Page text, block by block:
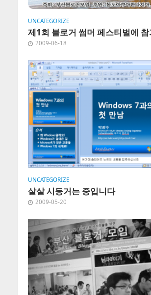
UNCATEGORIZE
제1회 블로거 썸머 페스티벌에
2009-06-18
UNCATEGORIZE
살살 시동거는 중입니다
2009-05-20